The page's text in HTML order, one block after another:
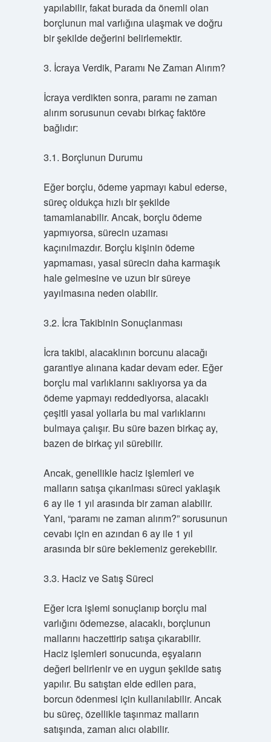
yapılabilir, fakat burada da önemli olan
borçlunun mal varlığına ulaşmak ve doğru
bir şekilde değerini belirlemektir.
3. İcraya Verdik, Paramı Ne Zaman Alırım?
İcraya verdikten sonra, paramı ne zaman
alırım sorusunun cevabı birkaç faktöre
bağlıdır:
3.1. Borçlunun Durumu
Eğer borçlu, ödeme yapmayı kabul ederse,
süreç oldukça hızlı bir şekilde
tamamlanabilir. Ancak, borçlu ödeme
yapmıyorsa, sürecin uzaması
kaçınılmazdır. Borçlu kişinin ödeme
yapmaması, yasal sürecin daha karmaşık
hale gelmesine ve uzun bir süreye
yayılmasına neden olabilir.
3.2. İcra Takibinin Sonuçlanması
İcra takibi, alacaklının borcunu alacağı
garantiye alınana kadar devam eder. Eğer
borçlu mal varlıklarını saklıyorsa ya da
ödeme yapmayı reddediyorsa, alacaklı
çeşitli yasal yollarla bu mal varlıklarını
bulmaya çalışır. Bu süre bazen birkaç ay,
bazen de birkaç yıl sürebilir.
Ancak, genellikle haciz işlemleri ve
malların satışa çıkarılması süreci yaklaşık
6 ay ile 1 yıl arasında bir zaman alabilir.
Yani, “paramı ne zaman alırım?” sorusunun
cevabı için en azından 6 ay ile 1 yıl
arasında bir süre beklemeniz gerekebilir.
3.3. Haciz ve Satış Süreci
Eğer icra işlemi sonuçlanıp borçlu mal
varlığını ödemezse, alacaklı, borçlunun
mallarını haczettirip satışa çıkarabilir.
Haciz işlemleri sonucunda, eşyaların
değeri belirlenir ve en uygun şekilde satış
yapılır. Bu satıştan elde edilen para,
borcun ödenmesi için kullanılabilir. Ancak
bu süreç, özellikle taşınmaz malların
satışında, zaman alıcı olabilir.